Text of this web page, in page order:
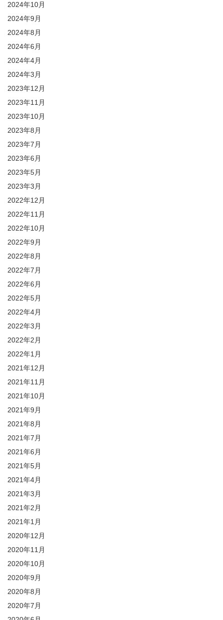
2024年10月
2024年9月
2024年8月
2024年6月
2024年4月
2024年3月
2023年12月
2023年11月
2023年10月
2023年8月
2023年7月
2023年6月
2023年5月
2023年3月
2022年12月
2022年11月
2022年10月
2022年9月
2022年8月
2022年7月
2022年6月
2022年5月
2022年4月
2022年3月
2022年2月
2022年1月
2021年12月
2021年11月
2021年10月
2021年9月
2021年8月
2021年7月
2021年6月
2021年5月
2021年4月
2021年3月
2021年2月
2021年1月
2020年12月
2020年11月
2020年10月
2020年9月
2020年8月
2020年7月